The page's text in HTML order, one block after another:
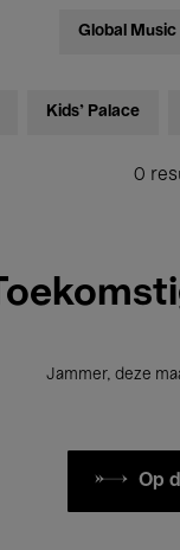
Global Music
Kids’ Palace
0
Jammer, deze
Op